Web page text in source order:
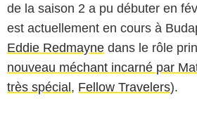
de la saison 2 a pu débuter en
est actuellement en cours à
Eddie Redmayne dans le rôle
nouveau méchant incarné par
très spécial, Fellow Travelers).